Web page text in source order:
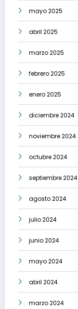
mayo 2025
abril 2025
marzo 2025
febrero 2025
enero 2025
diciembre 2024
noviembre 2024
octubre 2024
septiembre 2024
agosto 2024
julio 2024
junio 2024
mayo 2024
abril 2024
marzo 2024